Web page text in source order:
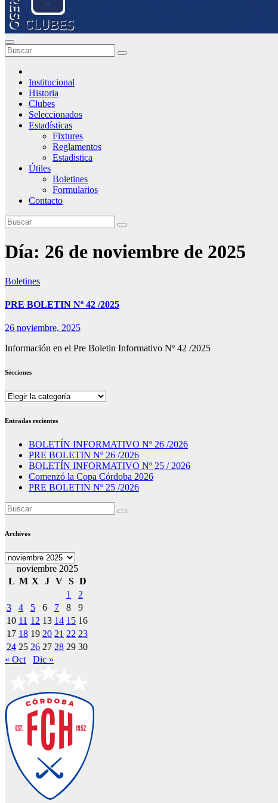
Institucional
Historia
Clubes
Seleccionados
Estadísticas
Fixtures
Reglamentos
Estadistica
Útiles
Boletines
Formularios
Contacto
Día: 26 de noviembre de 2025
Boletines
PRE BOLETIN Nº 42 /2025
26 noviembre, 2025
Información en el Pre Boletin Informativo Nº 42 /2025
Secciones
Secciones
Entradas recientes
BOLETÍN INFORMATIVO Nº 26 /2026
PRE BOLETIN Nº 26 /2026
BOLETÍN INFORMATIVO Nº 25 / 2026
Comenzó la Copa Córdoba 2026
PRE BOLETIN Nº 25 /2026
Archivos
Archivos
noviembre 2025
L M X J V S D
1
2
3
4 5 6 7 8
9
10 11 12 13 14 15 16
17 18 19 20 21 22 23
24 25 26 27 28 29 30
« Oct
Dic »